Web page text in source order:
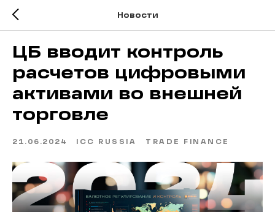
Новости
ЦБ вводит контроль
расчетов цифровыми
активами во внешней
торговле
21.06.2024 ICC RUSSIA TRADE FINANCE